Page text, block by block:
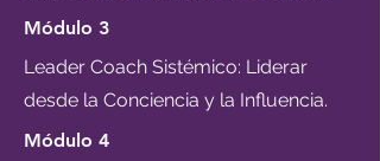
​Módulo 3
Leader Coach Sistémico: Liderar
desde la Conciencia y la Influencia.
​Módulo 4